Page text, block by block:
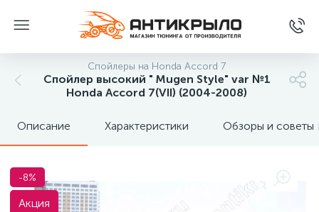
Спойлеры на Honda Accord 7
Спойлер высокий " Mugen Style" var №1
Honda Accord 7(VII) (2004-2008)
Описание Характеристики Обзоры и советы
-8%
Акция